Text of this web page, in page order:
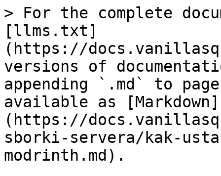
> For the complete
[llms.txt]
(https://
versions of
appending `.md` to
available as [Markdown]
(https://
sborki-servera/kak-
modrinth.md).